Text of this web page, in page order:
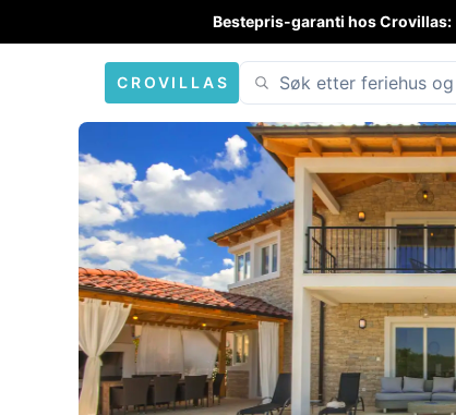
Bestepris-garanti hos Crovillas:
CROVILLAS